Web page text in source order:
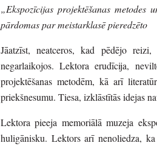
„Ekspozīcijas projektēšanas metodes
pārdomas par meistarklasē pieredzēto
Jāatzīst, neatceros, kad pēdējo
negarlaikojos. Lektora erudīcija,
projektēšanas metodēm, kā arī
priekšnesumu. Tiesa, izklāstītās idejas
Lektora pieeja memoriālā muzeja
huligānisku. Lektors arī nenoliedza,